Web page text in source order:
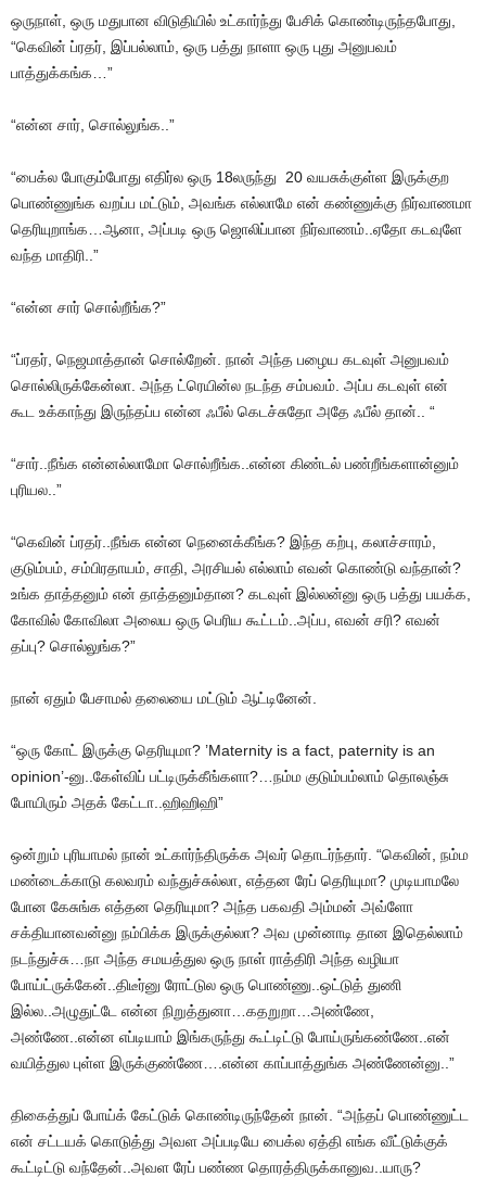
ஒருநாள், ஒரு மதுபான விடுதியில் உட்கார்ந்து பேசிக் கொண்டிருந்தபோது,
“கெவின் ப்ரதர், இப்பல்லாம், ஒரு பத்து நாளா ஒரு புது அனுபவம்
பாத்துக்கங்க…”
“என்ன சார், சொல்லுங்க..”
“பைக்ல போகும்போது எதிர்ல ஒரு 18லருந்து 20 வயசுக்குள்ள இருக்குற
பொண்ணுங்க வறப்ப மட்டும், அவங்க எல்லாமே என் கண்ணுக்கு நிர்வாணமா
தெரியுறாங்க…ஆனா, அப்படி ஒரு ஜொலிப்பான நிர்வாணம்..ஏதோ கடவுளே
வந்த மாதிரி..”
“என்ன சார் சொல்றீங்க?”
“ப்ரதர், நெஜமாத்தான் சொல்றேன். நான் அந்த பழைய கடவுள் அனுபவம்
சொல்லிருக்கேன்லா. அந்த ட்ரெயின்ல நடந்த சம்பவம். அப்ப கடவுள் என்
கூட உக்காந்து இருந்தப்ப என்ன ஃபீல் கெடச்சுதோ அதே ஃபீல் தான்.. “
“சார்..நீங்க என்னல்லாமோ சொல்றீங்க..என்ன கிண்டல் பண்றீங்களான்னும்
புரியல..”
“கெவின் ப்ரதர்..நீங்க என்ன நெனைக்கீங்க? இந்த கற்பு, கலாச்சாரம்,
குடும்பம், சம்பிரதாயம், சாதி, அரசியல் எல்லாம் எவன் கொண்டு வந்தான்?
உங்க தாத்தனும் என் தாத்தனும்தான? கடவுள் இல்லன்னு ஒரு பத்து பயக்க,
கோவில் கோவிலா அலைய ஒரு பெரிய கூட்டம்..அப்ப, எவன் சரி? எவன்
தப்பு? சொல்லுங்க?”
நான் ஏதும் பேசாமல் தலையை மட்டும் ஆட்டினேன்.
“ஒரு கோட் இருக்கு தெரியுமா? ’Maternity is a fact, paternity is an
opinion’-னு..கேள்விப் பட்டிருக்கீங்களா?…நம்ம குடும்பம்லாம் தொலஞ்சு
போயிரும் அதக் கேட்டா..ஹிஹிஹி”
ஒன்றும் புரியாமல் நான் உட்கார்ந்திருக்க அவர் தொடர்ந்தார். “கெவின், நம்ம
மண்டைக்காடு கலவரம் வந்துச்சுல்லா, எத்தன ரேப் தெரியுமா? முடியாமலே
போன கேசுங்க எத்தன தெரியுமா? அந்த பகவதி அம்மன் அவ்ளோ
சக்தியானவன்னு நம்பிக்க இருக்குல்லா? அவ முன்னாடி தான இதெல்லாம்
நடந்துச்சு…நா அந்த சமயத்துல ஒரு நாள் ராத்திரி அந்த வழியா
போய்ட்ருக்கேன்..திடீர்னு ரோட்டுல ஒரு பொண்ணு..ஒட்டுத் துணி
இல்ல..அழுதுட்டே என்ன நிறுத்துனா…கதறுறா…அண்ணே,
அண்ணே..என்ன எப்டியாம் இங்கருந்து கூட்டிட்டு போய்ருங்கண்ணே..என்
வயித்துல புள்ள இருக்குண்ணே….என்ன காப்பாத்துங்க அண்ணேன்னு..”
திகைத்துப் போய்க் கேட்டுக் கொண்டிருந்தேன் நான். “அந்தப் பொண்ணுட்ட
என் சட்டயக் கொடுத்து அவள அப்படியே பைக்ல ஏத்தி எங்க வீட்டுக்குக்
கூட்டிட்டு வந்தேன்..அவள ரேப் பண்ண தொரத்திருக்கானுவ..யாரு?